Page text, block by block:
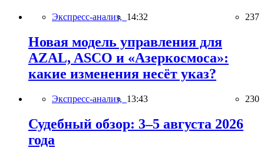
Экспресс-анализ, 14:32 237
Новая модель управления для
AZAL, ASCO и «Азеркосмоса»:
какие изменения несёт указ?
Экспресс-анализ, 13:43 230
Судебный обзор: 3–5 августа 2026
года